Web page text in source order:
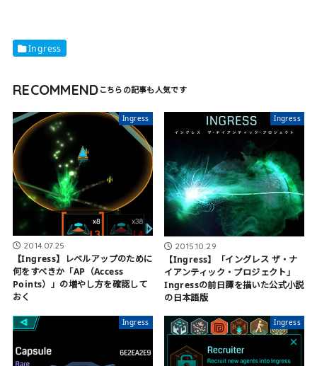
Ingress
RECOMMEND
Ingress
2014.07.25
【Ingress】レベルアップのために
何をすべきか「AP（Access
Points）」の増やし方を確認して
おく
Ingress
2015.10.29
【Ingress】「イングレス ザ・ナ
イアンティック・プロジェクト」
Ingressの前日譚を描いた公式小説
の日本語版
Ingress Ingress